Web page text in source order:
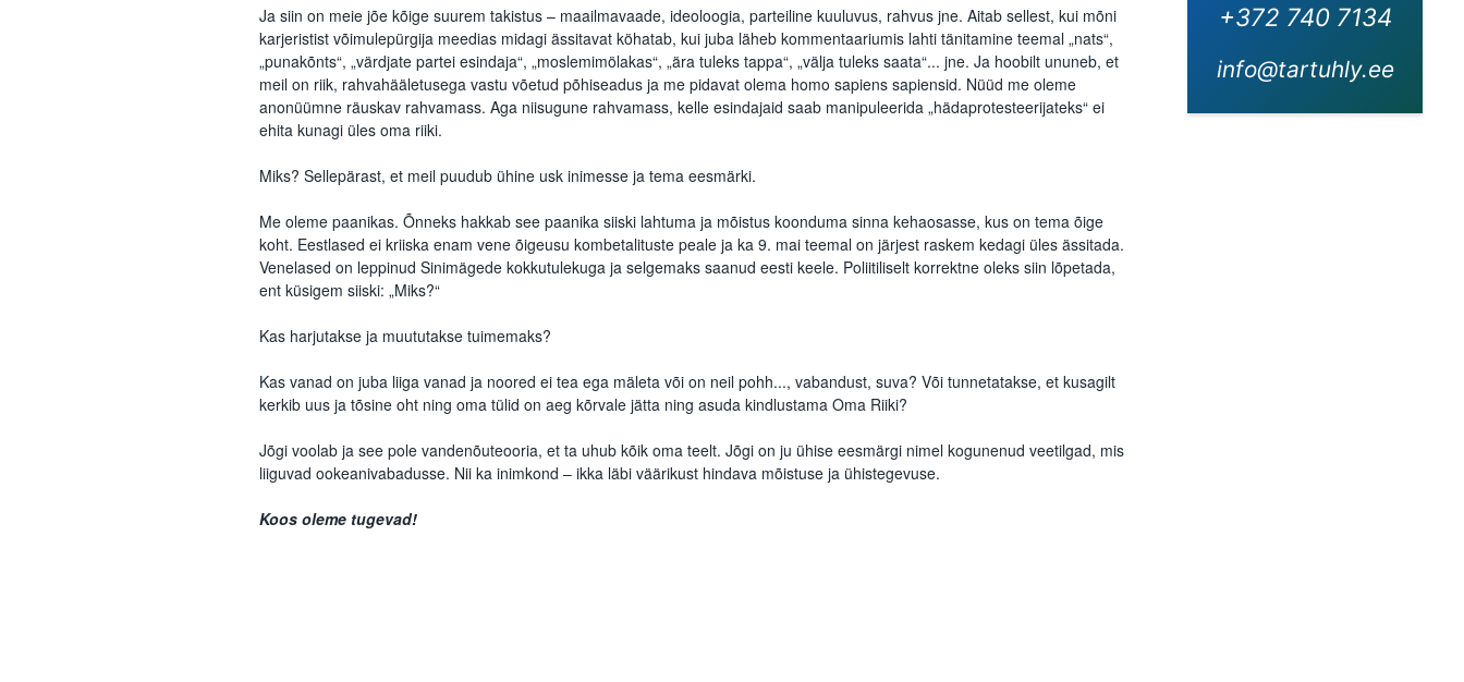
Ja siin on meie jõe kõige suurem takistus – maailmavaade, ideoloogia, parteiline kuuluvus, rahvus jne. Aitab sellest, kui mõni
karjeristist võimulepürgija meedias midagi ässitavat köhatab, kui juba läheb kommentaariumis lahti tänitamine teemal „nats“,
„punakõnts“, „värdjate partei esindaja“, „moslemimölakas“, „ära tuleks tappa“, „välja tuleks saata“... jne. Ja hoobilt ununeb, et
meil on riik, rahvahääletusega vastu võetud põhiseadus ja me pidavat olema homo sapiens sapiensid. Nüüd me oleme
anonüümne räuskav rahvamass. Aga niisugune rahvamass, kelle esindajaid saab manipuleerida „hädaprotesteerijateks“ ei
ehita kunagi üles oma riiki.
Miks? Sellepärast, et meil puudub ühine usk inimesse ja tema eesmärki.
Me oleme paanikas. Õnneks hakkab see paanika siiski lahtuma ja mõistus koonduma sinna kehaosasse, kus on tema õige
koht. Eestlased ei kriiska enam vene õigeusu kombetalituste peale ja ka 9. mai teemal on järjest raskem kedagi üles ässitada.
Venelased on leppinud Sinimägede kokkutulekuga ja selgemaks saanud eesti keele. Poliitiliselt korrektne oleks siin lõpetada,
ent küsigem siiski: „Miks?“
Kas harjutakse ja muututakse tuimemaks?
Kas vanad on juba liiga vanad ja noored ei tea ega mäleta või on neil pohh..., vabandust, suva? Või tunnetatakse, et kusagilt
kerkib uus ja tõsine oht ning oma tülid on aeg kõrvale jätta ning asuda kindlustama Oma Riiki?
Jõgi voolab ja see pole vandenõuteooria, et ta uhub kõik oma teelt. Jõgi on ju ühise eesmärgi nimel kogunenud veetilgad, mis
liiguvad ookeanivabadusse. Nii ka inimkond – ikka läbi väärikust hindava mõistuse ja ühistegevuse.
Koos oleme tugevad!
+372 740 7134
info@tartuhly.ee